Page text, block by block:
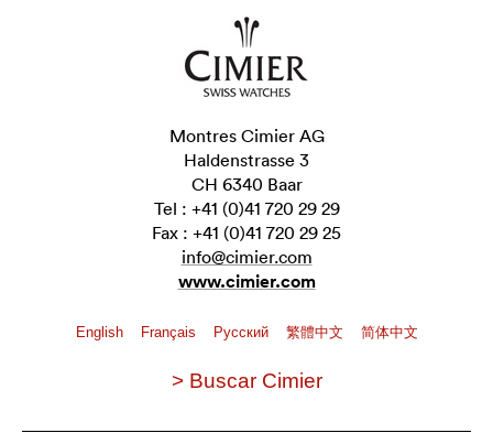
Montres Cimier AG
Haldenstrasse 3
CH 6340 Baar
Tel : +41 (0)41 720 29 29
Fax : +41 (0)41 720 29 25
info@cimier.com
www.cimier.com
English Français Pусский 繁體中文 简体中文
> Buscar Cimier